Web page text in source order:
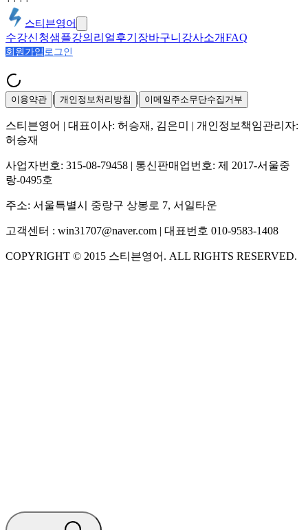
스티븐영어
수강신청샘플강의 리얼후기 장바구니 강사소개FAQ
회원가입 로그인
이용약관 | 개인정보처리방침 | 이메일주소무단수집거부
스티븐영어 | 대표이사: 허승재, 김은미
| 개인정보책임관리자:
허승재
사업자번호: 315-08-79458 | 통신판매업번호: 제 2017-서울중
랑-0495호
주소: 서울특별시 중랑구 상봉로 7, 서일타운
고객센터 : win31707@naver.com | 대표번호 010-9583-1408
COPYRIGHT © 2015 스티븐영어 . ALL RIGHTS RESERVED.